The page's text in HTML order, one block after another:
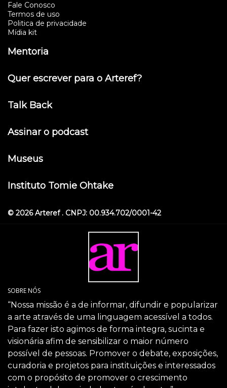
Fale Conosco
Termos de uso
Politica de privacidade
Mídia kit
Mentoria
Quer escrever para o Arteref?
Talk Back
Assinar o podcast
Museus
Instituto Tomie Ohtake
© 2026 Arteref . CNPJ: 00.934.702/0001-42
SOBRE NÓS
“Nossa missão é a de informar, difundir e popularizar
a arte através de uma linguagem acessível a todos.
Para fazer isto agimos de forma integra, sucinta e
visionária afim de sensibilizar o maior número
possível de pessoas. Promover o debate, exposições,
curadoria e projetos para instituições e interessados
com o propósito de promover o crescimento